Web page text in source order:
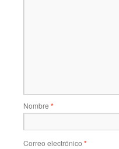
Nombre *
Correo electrónico *